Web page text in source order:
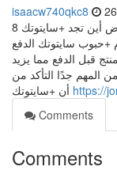
isaacw740qkc8
8 تجارب حقيقية من نساء استخدمن سايتوتك بالرياض أين تجد +سايتوتك
+حبوب سايتوتك الدفع
قبل الدفع مما يزيد
المهم جدًا التأكد من
https://
Comments
Comments